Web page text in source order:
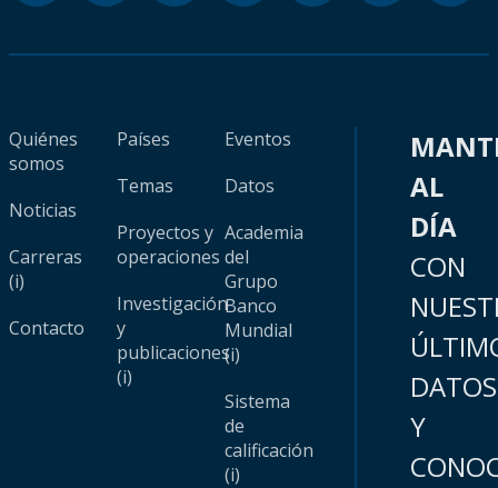
Quiénes
somos
Noticias
Carreras
(i)
Contacto
Países
Temas
Proyectos y
operaciones
Investigación
y
publicaciones
(i)
Eventos
Datos
Academia
del
Grupo
Banco
Mundial
(i)
Sistema
de
calificación
(i)
AL
DÍA
CON
DATOS
Y